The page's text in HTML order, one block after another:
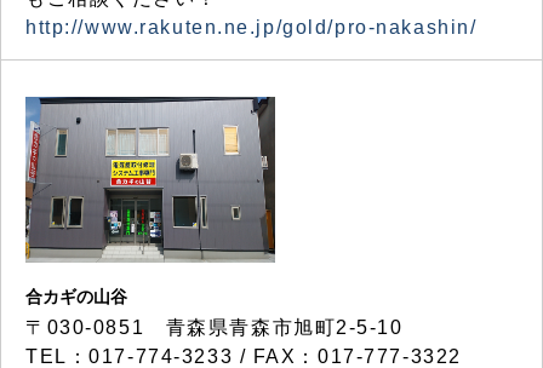
http://www.rakuten.ne.jp/gold/pro-nakashin/
合カギの山谷
〒030-0851 青森県青森市旭町2-5-10
TEL：017-774-3233 / FAX：017-777-3322